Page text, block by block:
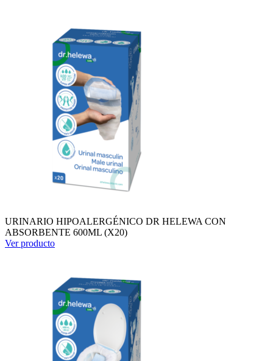
URINARIO HIPOALERGÉNICO DR HELEWA CON
ABSORBENTE 600ML (X20)
Ver producto